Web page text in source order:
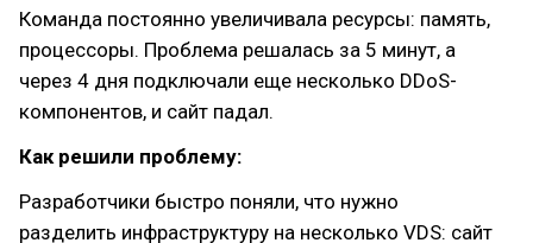
Команда постоянно увеличивала ресурсы: память,
процессоры. Проблема решалась за 5 минут, а
через 4 дня подключали еще несколько DDoS-
компонентов, и сайт падал.
Как решили проблему:
Разработчики быстро поняли, что нужно
разделить инфраструктуру на несколько VDS: сайт